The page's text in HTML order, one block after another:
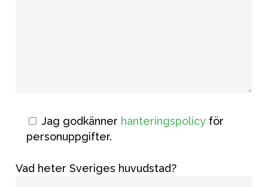
Jag godkänner hanteringspolicyför
personuppgifter.
Vad heter Sveriges huvudstad?